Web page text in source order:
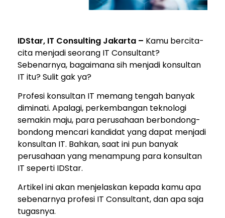
IDStar, IT Consulting Jakarta – Kamu bercita-
cita menjadi seorang IT Consultant?
Sebenarnya, bagaimana sih menjadi konsultan
IT itu? Sulit gak ya?
Profesi konsultan IT memang tengah banyak
diminati. Apalagi, perkembangan teknologi
semakin maju, para perusahaan berbondong-
bondong mencari kandidat yang dapat menjadi
konsultan IT. Bahkan, saat ini pun banyak
perusahaan yang menampung para konsultan
IT seperti IDStar.
Artikel ini akan menjelaskan kepada kamu apa
sebenarnya profesi IT Consultant, dan apa saja
tugasnya.